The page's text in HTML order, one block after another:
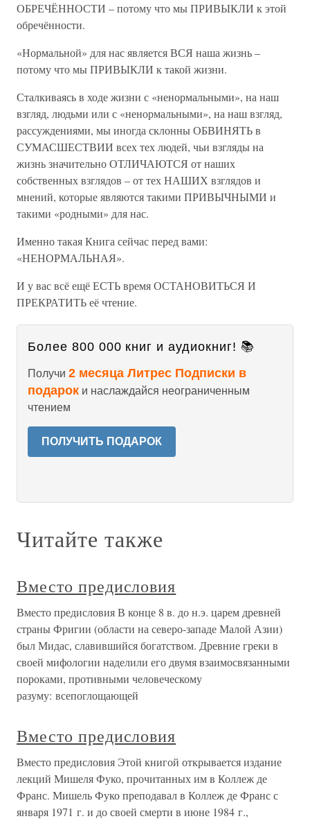
ОБРЕЧЁННОСТИ – потому что мы ПРИВЫКЛИ к этой
обречённости.
«Нормальной» для нас является ВСЯ наша жизнь –
потому что мы ПРИВЫКЛИ к такой жизни.
Сталкиваясь в ходе жизни с «ненормальными», на наш
взгляд, людьми или с «ненормальными», на наш взгляд,
рассуждениями, мы иногда склонны ОБВИНЯТЬ в
СУМАСШЕСТВИИ всех тех людей, чьи взгляды на
жизнь значительно ОТЛИЧАЮТСЯ от наших
собственных взглядов – от тех НАШИХ взглядов и
мнений, которые являются такими ПРИВЫЧНЫМИ и
такими «родными» для нас.
Именно такая Книга сейчас перед вами:
«НЕНОРМАЛЬНАЯ».
И у вас всё ещё ЕСТЬ время ОСТАНОВИТЬСЯ И
ПРЕКРАТИТЬ её чтение.
Более 800 000 книг и аудиокниг! 📚
Получи 2 месяца Литрес Подписки в
подарок и наслаждайся неограниченным
чтением
ПОЛУЧИТЬ ПОДАРОК
Читайте также
Вместо предисловия
Вместо предисловия В конце 8 в. до н.э. царем древней
страны Фригии (области на северо-западе Малой Азии)
был Мидас, славившийся богатством. Древние греки в
своей мифологии наделили его двумя взаимосвязанными
пороками, противными человеческому
разуму: всепоглощающей
Вместо предисловия
Вместо предисловия Этой книгой открывается издание
лекций Мишеля Фуко, прочитанных им в Коллеж де
Франс. Мишель Фуко преподавал в Коллеж де Франс с
января 1971 г. и до своей смерти в июне 1984 г.,